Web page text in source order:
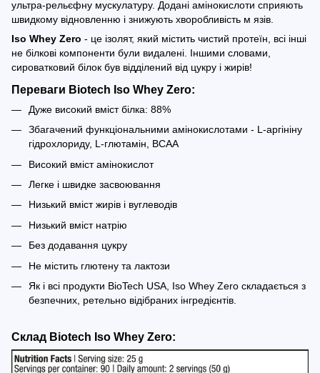
ультра-рельєфну мускулатуру. Додані амінокислоти сприяють
швидкому відновленню і знижують хворобливість м язів.
Iso Whey Zero - це ізолят, який містить чистий протеїн, всі інші
не білкові компоненти були видалені. Іншими словами,
сироватковий білок був відділений від цукру і жирів!
Переваги Biotech Iso Whey Zero:
Дуже високий вміст білка: 88%
Збагачений функціональними амінокислотами - L-аргініну
гідрохлориду, L-глютамін, BCAA
Високий вміст амінокислот
Легке і швидке засвоювання
Низький вміст жирів і вуглеводів
Низький вміст натрію
Без додавання цукру
Не містить глютену та лактози
Як і всі продукти BioTech USA, Iso Whey Zero складається з
безпечних, ретельно відібраних інгредієнтів.
Склад Biotech Iso Whey Zero: